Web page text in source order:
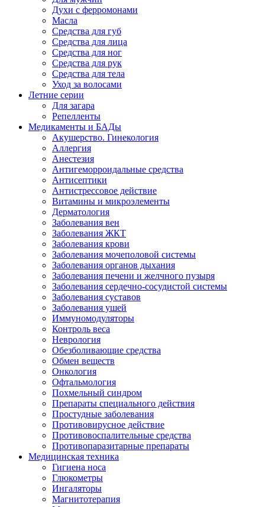
Духи с ферромонами
Масла
Средства для губ
Средства для лица
Средства для ног
Средства для рук
Средства для тела
Уход за волосами
Летние серии
Для загара
Репелленты
Медикаменты и БАДы
Акушерство. Гинекология
Аллергия
Анестезия
Антигеморроидальные средства
Антисептики
Антистрессовое действие
Витамины и микроэлементы
Дерматология
Заболевания вен
Заболевания ЖКТ
Заболевания крови
Заболевания мочеполовой системы
Заболевания органов дыхания
Заболевания печени и желчного пузыря
Заболевания сердечно-сосудистой системы
Заболевания суставов
Заболевания ушей
Иммуномодуляторы
Контроль веса
Неврология
Обезболивающие средства
Обмен веществ
Онкология
Офтальмология
Похмельный синдром
Препараты специального действия
Простудные заболевания
Противовирусное действие
Противовоспалительные средства
Противопаразитарные препараты
Медицинская техника
Гигиена носа
Глюкометры
Ингаляторы
Магнитотерапия